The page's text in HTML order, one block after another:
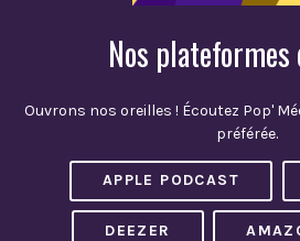
Nos plateformes
Ouvrons nos oreilles ! Écoutez Pop'
préférée.
APPLE PODCAST
DEEZER